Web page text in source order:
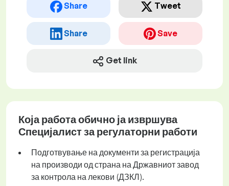
Share Tweet
Share Save
Get link
Која работа обично ја извршува
Специјалист за регулаторни работи
Подготвување на документи за регистрација
на производи од страна на Државниот завод
за контрола на лекови (ДЗКЛ).